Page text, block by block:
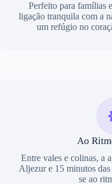
Perfeito para famílias
ligação tranquila com a
um refúgio no
Ao
Entre vales e colinas, a
Aljezur e 15 minutos
se ao